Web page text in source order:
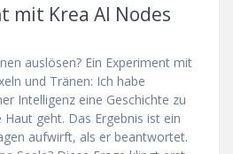
mit Krea AI Nodes
auslösen? Ein Experiment mit
und Tränen: Ich habe
Intelligenz eine Geschichte zu
geht. Das Ergebnis ist ein
aufwirft, als er beantwortet.